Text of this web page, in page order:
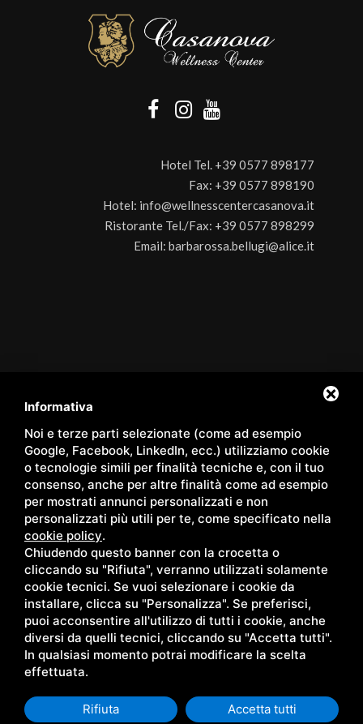
Informativa
Noi e terze parti selezionate (come ad esempio
Google, Facebook, LinkedIn, ecc.) utilizziamo cookie
o tecnologie simili per finalità tecniche e, con il tuo
consenso, anche per altre finalità come ad esempio
per mostrati annunci personalizzati e non
personalizzati più utili per te, come specificato nella
cookie policy.
Chiudendo questo banner con la crocetta o
cliccando su "Rifiuta", verranno utilizzati solamente
cookie tecnici. Se vuoi selezionare i cookie da
installare, clicca su "Personalizza". Se preferisci,
puoi acconsentire all'utilizzo di tutti i cookie, anche
diversi da quelli tecnici, cliccando su "Accetta tutti".
In qualsiasi momento potrai modificare la scelta
effettuata.
Rifiuta Accetta tutti
Hotel Tel. +39 0577 898177
Fax: +39 0577 898190
Hotel: info@wellnesscentercasanova.it
Ristorante Tel./Fax: +39 0577 898299
Email: barbarossa.bellugi@alice.it
/Family Apartments
Copyright © Wellness Center Casanova s.r.l. | S.S. 146
Località Casanova 6/c | 53027 San Quirico D'Orcia (Siena) |
C.F. e P.IVA 01158980522